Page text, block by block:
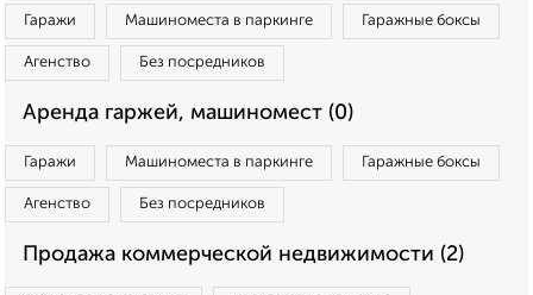
Гаражи Машиноместа в паркинге Гаражные боксы
Агенство Без посредников
Аренда гаржей, машиномест (0)
Гаражи Машиноместа в паркинге Гаражные боксы
Агенство Без посредников
Продажа коммерческой недвижимости (2)